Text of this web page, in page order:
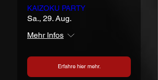
KAIZOKU PARTY
Sa., 29. Aug.
Mehr Infos
Erfahre hier mehr.